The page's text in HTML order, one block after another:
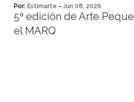
Por: Estimarte - Jun 08, 2026
5ª edición de Arte
el MARQ